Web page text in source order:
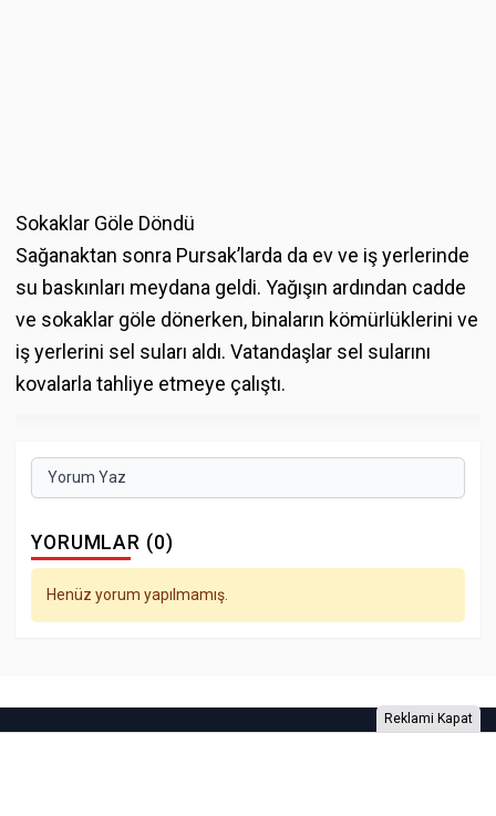
Sokaklar Göle Döndü
Sağanaktan sonra Pursak’larda da ev ve iş yerlerinde
su baskınları meydana geldi. Yağışın ardından cadde
ve sokaklar göle dönerken, binaların kömürlüklerini ve
iş yerlerini sel suları aldı. Vatandaşlar sel sularını
kovalarla tahliye etmeye çalıştı.
Yorum Yaz
YORUMLAR (0)
Henüz yorum yapılmamış.
Reklami Kapat